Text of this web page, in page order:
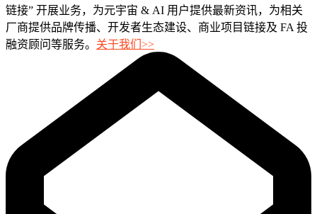
链接” 开展业务，为元宇宙 & AI 用户提供最新资讯，为相关
厂商提供品牌传播、开发者生态建设、商业项目链接及 FA 投
融资顾问等服务。 关于我们>>